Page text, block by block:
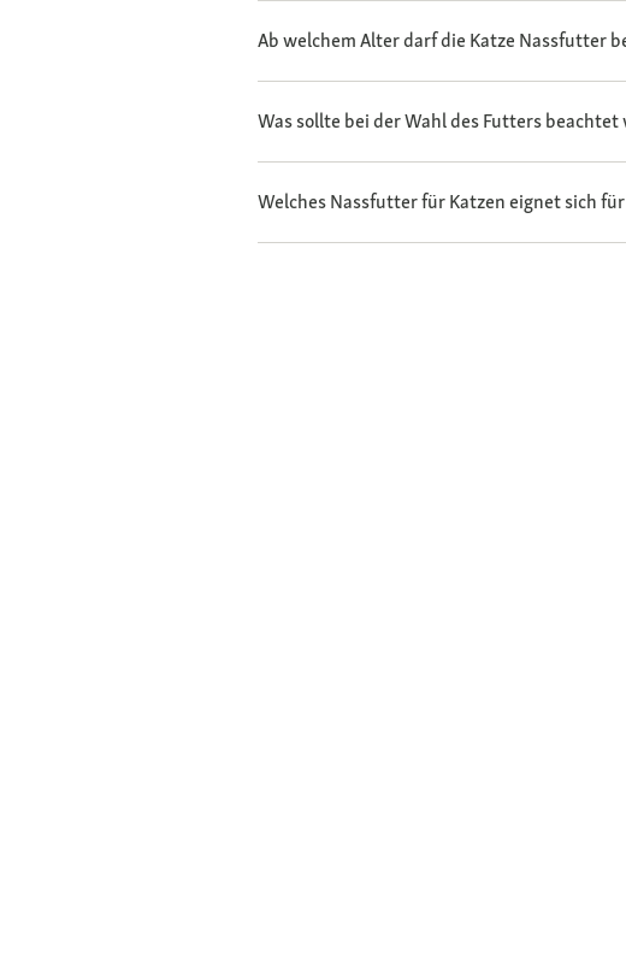
Ab welchem Alter darf die Katze Nassfutter
Was sollte bei der Wahl des Futters beachtet
Welches Nassfutter für Katzen eignet sich